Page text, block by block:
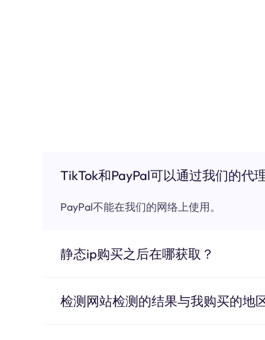
TikTok和PayPal可以通过我们的代
PayPal不能在我们的网络上使用。
静态ip购买之后在哪获取？
检测网站检测的结果与我购买的地